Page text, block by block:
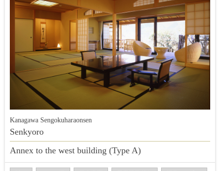
Kanagawa Sengokuharaonsen
Senkyoro
Annex to the west building (Type A)